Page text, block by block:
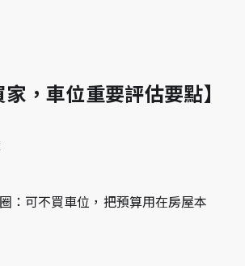
家，車位重要評估要點】
：可不買車位，把預算用在房屋本